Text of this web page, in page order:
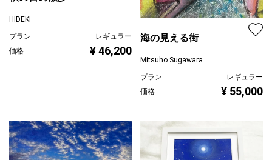
HIDEKI
プラン
レギュラー
価格
¥ 46,200
海の見える街
Mitsuho Sugawara
プラン
レギュラー
価格
¥ 55,000